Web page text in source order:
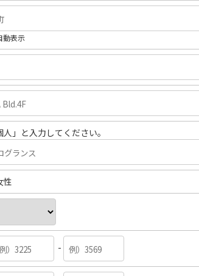
動表示
」と入力してください。
性
-